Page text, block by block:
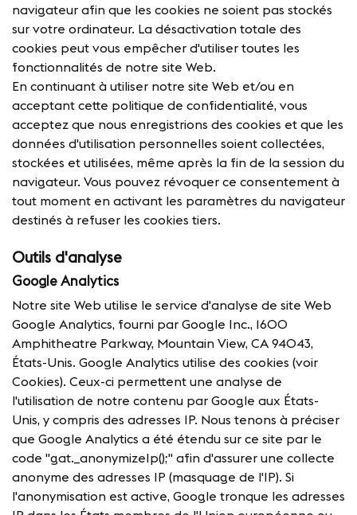
navigateur afin que les cookies ne soient pas stockés
sur votre ordinateur. La désactivation totale des
cookies peut vous empêcher d'utiliser toutes les
fonctionnalités de notre site Web.
En continuant à utiliser notre site Web et/ou en
acceptant cette politique de confidentialité, vous
acceptez que nous enregistrions des cookies et que les
données d'utilisation personnelles soient collectées,
stockées et utilisées, même après la fin de la session du
navigateur. Vous pouvez révoquer ce consentement à
tout moment en activant les paramètres du navigateur
destinés à refuser les cookies tiers.
Outils d'analyse
Google Analytics
Notre site Web utilise le service d'analyse de site Web
Google Analytics, fourni par Google Inc., 1600
Amphitheatre Parkway, Mountain View, CA 94043,
États-Unis. Google Analytics utilise des cookies (voir
Cookies). Ceux-ci permettent une analyse de
l'utilisation de notre contenu par Google aux États-
Unis, y compris des adresses IP. Nous tenons à préciser
que Google Analytics a été étendu sur ce site par le
code "gat._anonymizeIp();" afin d'assurer une collecte
anonyme des adresses IP (masquage de l'IP). Si
l'anonymisation est active, Google tronque les adresses